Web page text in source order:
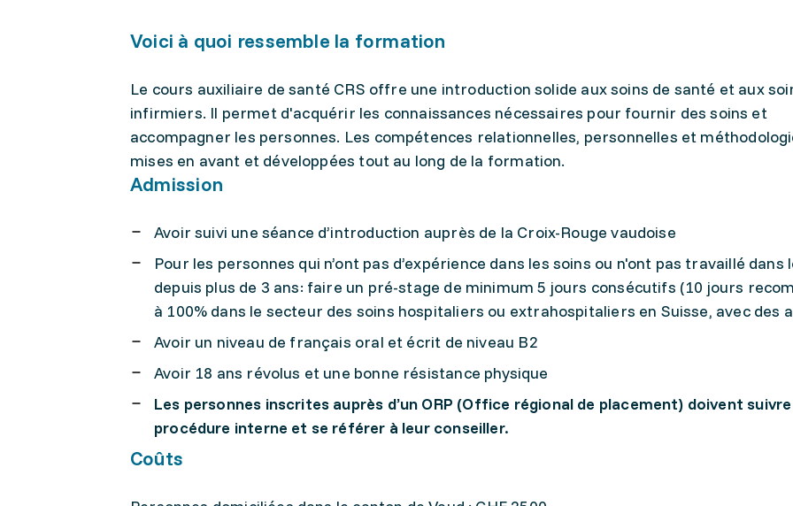
Voici à quoi ressemble la formation
Le cours auxiliaire de santé CRS offre une introduction solide aux soins de santé et aux
infirmiers. Il permet d'acquérir les connaissances nécessaires pour fournir des soins et
accompagner les personnes. Les compétences relationnelles, personnelles et
mises en avant et développées tout au long de la formation.
Admission
Avoir suivi une séance d’introduction auprès de la Croix-Rouge vaudoise
Pour les personnes qui n’ont pas d’expérience dans les soins ou n'ont pas travaillé dans
depuis plus de 3 ans: faire un pré-stage de minimum 5 jours consécutifs (10 jours
à 100% dans le secteur des soins hospitaliers ou extrahospitaliers en Suisse, avec des
Avoir un niveau de français oral et écrit de niveau B2
Avoir 18 ans révolus et une bonne résistance physique
Les personnes inscrites auprès d’un ORP (Office régional de placement) doivent
procédure interne et se référer à leur conseiller.
Coûts